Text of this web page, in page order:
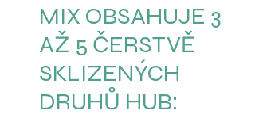
MIX OBSAHUJE 3
AŽ 5 ČERSTVĚ
SKLIZENÝCH
DRUHŮ HUB: